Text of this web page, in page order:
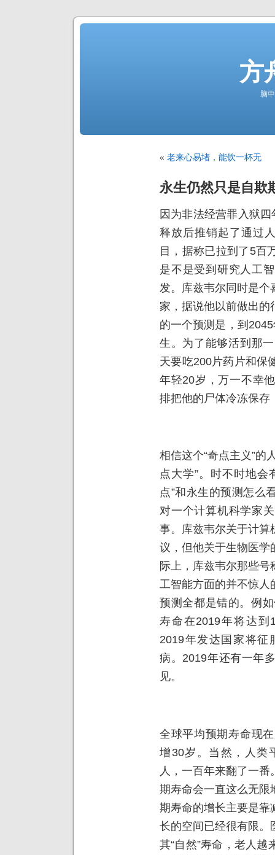
方
脑
« 老来心易堵，能饮一杯无
永生仍然只是自欺
因为非法经营罪入狱四
释放后推销起了通过
目，据称已拉到了5百
是不是受到研究人工
发。库兹韦尔同时是
家，据说他以前做出
的一个预测是，到
生。为了能够活到那
天要吃200片药片和保
年轻20岁，万一不幸
排把他的尸体冷冻保存
相信这个“奇点主义”的
点大学”。时不时地会
点”和永生的预测怎么
对一个计算机科学家
事。库兹韦尔关于计算
议，但他关于生物医学
际上，库兹韦尔那些
工智能方面的并不惊人
预测全都是错的。例
寿命在2019年将达到
2019年发达国家将征
病。2019年还有一年
见。
全球平均预期寿命现
增30岁。当然，人类
人，一百年来翻了一
期寿命会一直这么无限
期寿命的增长主要是靠
长的空间已经很有限。
其“自然”寿命，老人